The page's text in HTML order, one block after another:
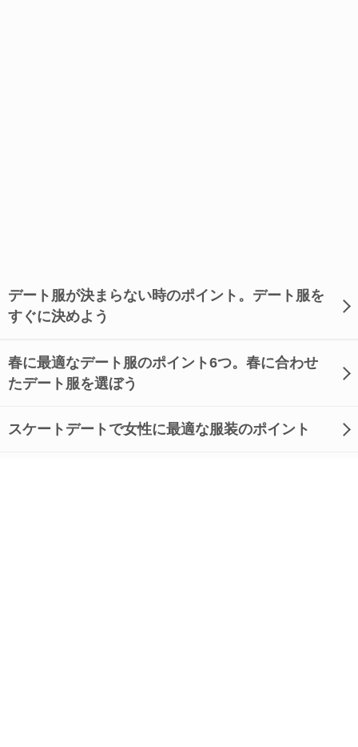
デート服が決まらない時のポイント。デート服を
すぐに決めよう
春に最適なデート服のポイント6つ。春に合わせ
たデート服を選ぼう
スケートデートで女性に最適な服装のポイント